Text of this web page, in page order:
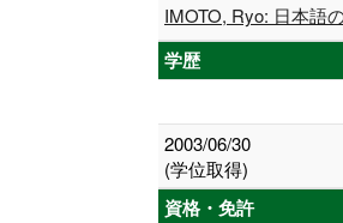
IMOTO, Ryo: 日本語
学歴
2003/06/30
(学位取得)
資格・免許